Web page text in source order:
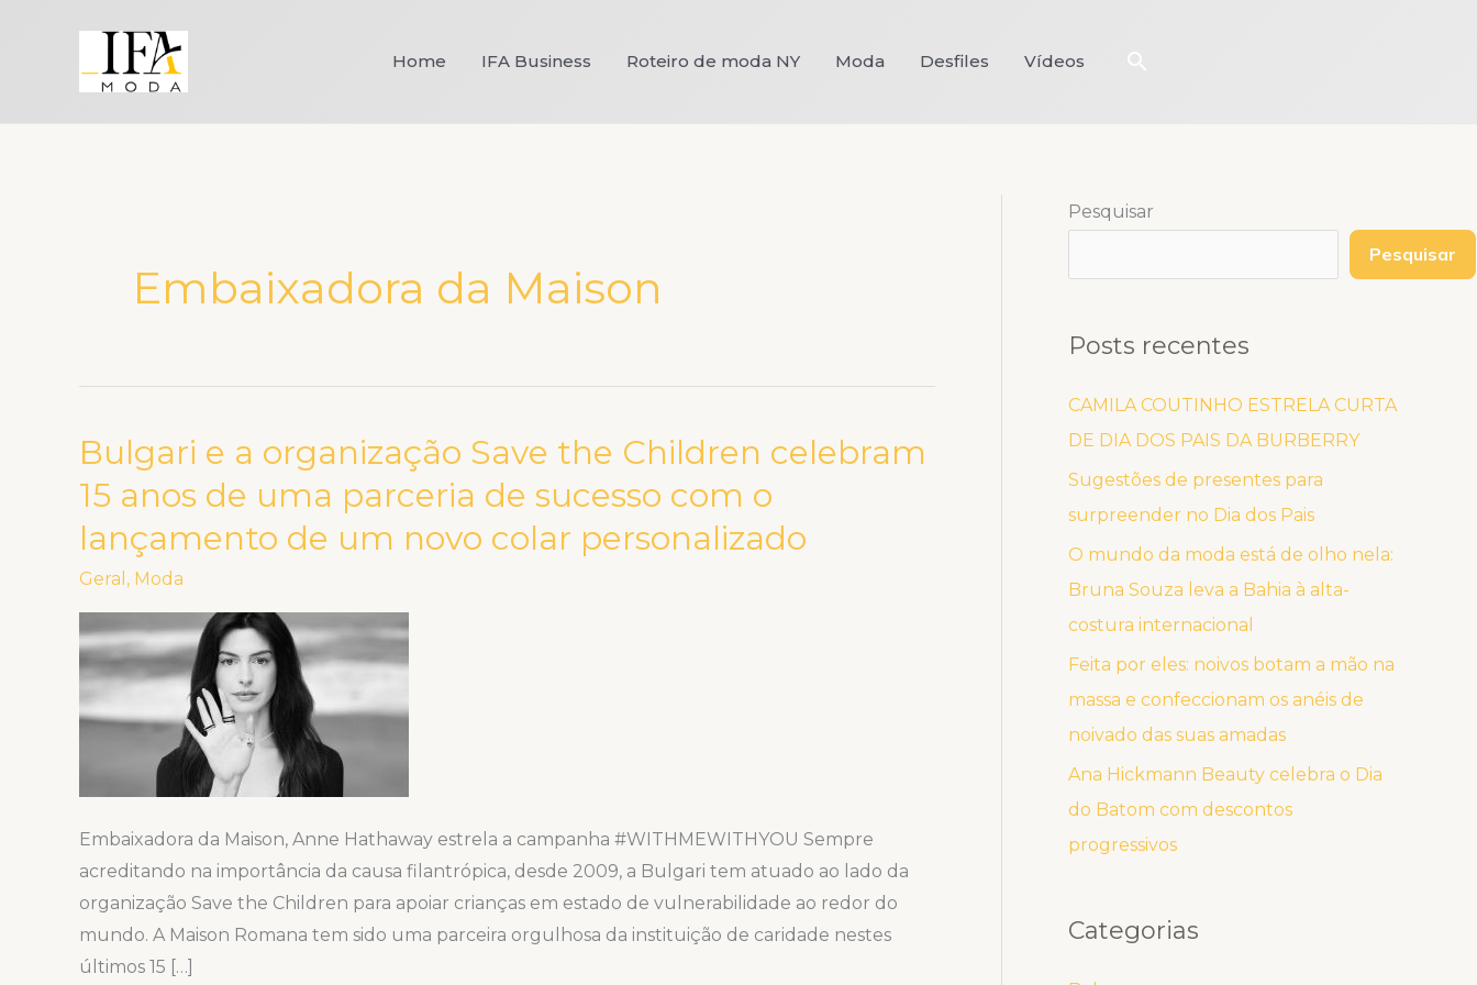
Home IFA Business Roteiro de moda NY Moda Desfiles Vídeos Pesquisar
Embaixadora da Maison
Bulgari e a organização Save the Children celebram
15 anos de uma parceria de sucesso com o
lançamento de um novo colar personalizado
Geral , Moda
Embaixadora da Maison, Anne Hathaway estrela a campanha #WITHMEWITHYOU Sempre
acreditando na importância da causa filantrópica, desde 2009, a Bulgari tem atuado ao lado da
organização Save the Children para apoiar crianças em estado de vulnerabilidade ao redor do
mundo. A Maison Romana tem sido uma parceira orgulhosa da instituição de caridade nestes
últimos 15 […]
Bulgari
a
organização
Save
Children
celebram
15
uma
parceria
sucesso
o
Pesquisar
Pesquisar
Posts recentes
CAMILA COUTINHO ESTRELA CURTA
DE DIA DOS PAIS DA BURBERRY
Sugestões de presentes para
surpreender no Dia dos Pais
O mundo da moda está de olho nela:
Bruna Souza leva a Bahia à alta-
costura internacional
Feita por eles: noivos botam a mão na
massa e confeccionam os anéis de
noivado das suas amadas
Ana Hickmann Beauty celebra o Dia
do Batom com descontos
progressivos
Categorias